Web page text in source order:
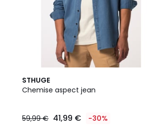
STHUGE
Chemise aspect jean
59,99 € 41,99 € -30%